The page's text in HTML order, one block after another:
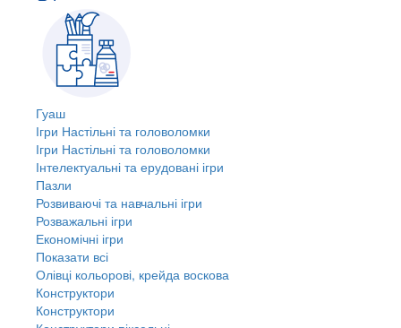
Гуаш
Ігри Настільні та головоломки
Ігри Настільні та головоломки
Інтелектуальні та ерудовані ігри
Пазли
Розвиваючі та навчальні ігри
Розважальні ігри
Економічні ігри
Показати всі
Олівці кольорові, крейда воскова
Конструктори
Конструктори